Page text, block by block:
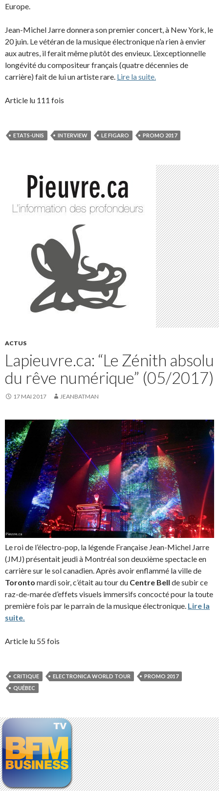
Europe.
Jean-Michel Jarre donnera son premier concert, à New York, le
20 juin. Le vétéran de la musique électronique n’a rien à envier
aux autres, il ferait même plutôt des envieux. L’exceptionnelle
longévité du compositeur français (quatre décennies de
carrière) fait de lui un artiste rare. Lire la suite.
Article lu 111 fois
ETATS-UNIS INTERVIEW LE FIGARO PROMO 2017
ACTUS
Lapieuvre.ca: “Le Zénith absolu
du rêve numérique” (05/2017)
17 MAI 2017 JEANBATMAN
Le roi de l’électro-pop, la légende Française Jean-Michel Jarre
(JMJ) présentait jeudi à Montréal son deuxième spectacle en
carrière sur le sol canadien. Après avoir enflammé la ville de
Toronto mardi soir, c’était au tour du Centre Bell de subir ce
raz-de-marée d’effets visuels immersifs concocté pour la toute
première fois par le parrain de la musique électronique. Lire la
suite.
Article lu 55 fois
CRITIQUE ELECTRONICA WORLD TOUR
PROMO 2017
QUÉBEC